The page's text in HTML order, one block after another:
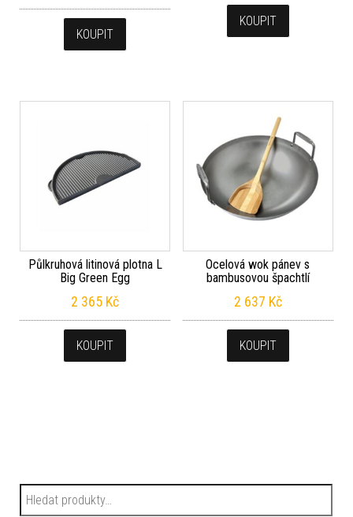
KOUPIT
KOUPIT
Půlkruhová litinová plotna L
Big Green Egg
2 365 Kč
KOUPIT
Ocelová wok pánev s
bambusovou špachtlí
2 637 Kč
KOUPIT
Hledat: